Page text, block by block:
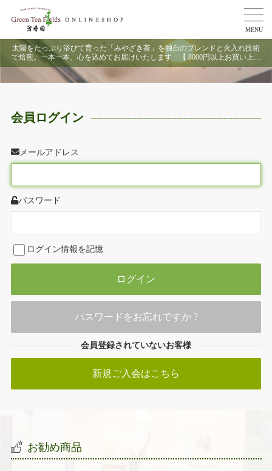
MENU
太陽をたっぷり浴びて育った「みやざき茶」を独自のブレンドと火入れ技術
で焙煎。一本一本、心を込めてお届けいたします 【 8000円以上お買い上げ
で送料無料 】
会員ログイン
メールアドレス
パスワード
ログイン情報を記憶
パスワードをお忘れですか ?
会員登録されていないお客様
新規ご入会はこちら
お勧め商品